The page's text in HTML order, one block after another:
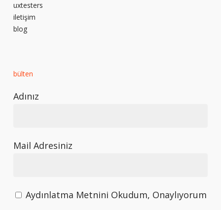
uxtesters
iletişim
blog
bülten
Adınız
Mail Adresiniz
Aydınlatma Metnini Okudum, Onaylıyorum